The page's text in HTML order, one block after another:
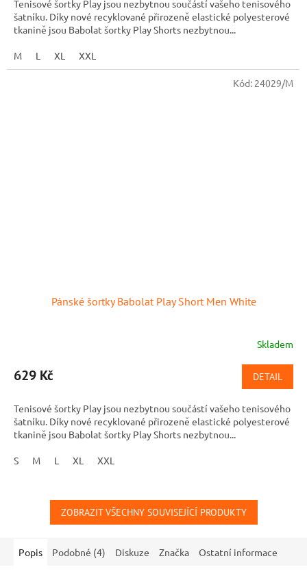
Tenisové šortky Play jsou nezbytnou součástí vašeho tenisového
šatníku. Díky nové recyklované přirozeně elastické polyesterové
tkanině jsou Babolat šortky Play Shorts nezbytnou...
M L XL XXL
Pánské šortky Babolat Play Short Men White
Skladem
629 Kč DETAIL
Tenisové šortky Play jsou nezbytnou součástí vašeho tenisového
šatníku. Díky nové recyklované přirozeně elastické polyesterové
tkanině jsou Babolat šortky Play Shorts nezbytnou...
S M L XL XXL
Kód: 24029/M
ZOBRAZIT VŠECHNY SOUVISEJÍCÍ PRODUKTY
Popis Podobné (4) Diskuze Značka Ostatní informace